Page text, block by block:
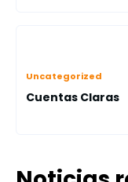
Uncategorized
Cuentas Claras